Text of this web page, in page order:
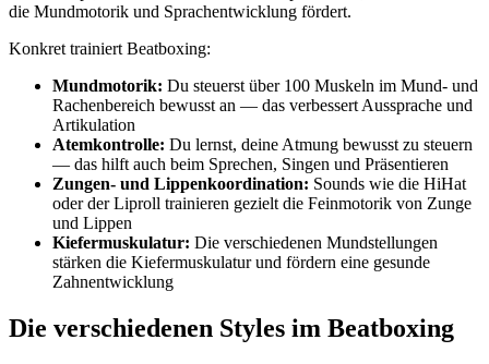
die Mundmotorik und Sprachentwicklung fördert.
Konkret trainiert Beatboxing:
Mundmotorik: Du steuerst über 100 Muskeln im Mund- und
Rachenbereich bewusst an — das verbessert Aussprache und
Artikulation
Atemkontrolle: Du lernst, deine Atmung bewusst zu steuern
— das hilft auch beim Sprechen, Singen und Präsentieren
Zungen- und Lippenkoordination: Sounds wie die HiHat
oder der Liproll trainieren gezielt die Feinmotorik von Zunge
und Lippen
Kiefermuskulatur: Die verschiedenen Mundstellungen
stärken die Kiefermuskulatur und fördern eine gesunde
Zahnentwicklung
Die verschiedenen Styles im Beatboxing